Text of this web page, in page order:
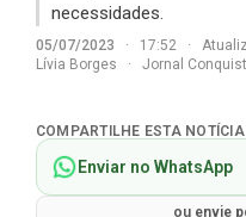
necessidades.
05/07/2023 · 17:52 ·
Lívia Borges
· Jornal
COMPARTILHE ESTA NOTÍCIA
Enviar no WhatsApp
ou envie